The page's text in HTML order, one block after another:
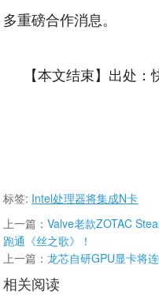
多重磅合作消息。
【本文结束】出处：
标签: Intel处理器将集成N卡
上一篇：Valve老款ZOTAC
跑通《丝之歌》！
上一篇：龙芯自研GPU显卡将
相关阅读